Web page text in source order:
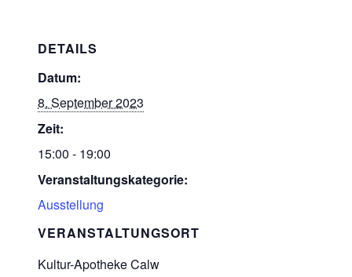
DETAILS
Datum:
8. September 2023
Zeit:
15:00 - 19:00
Veranstaltungskategorie:
Ausstellung
VERANSTALTUNGSORT
Kultur-Apotheke Calw